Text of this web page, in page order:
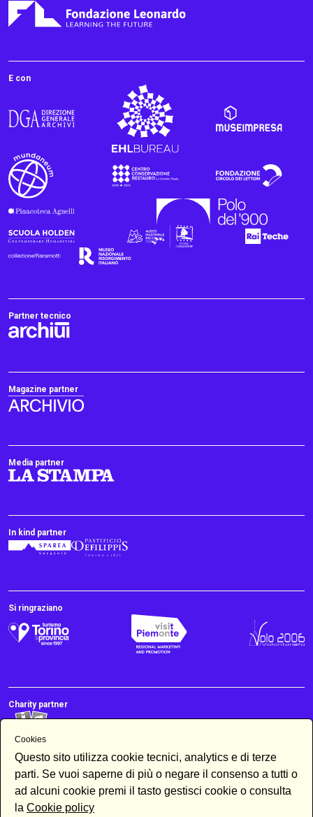
E con
Partner tecnico
Magazine partner
Media partner
In kind partner
Si ringraziano
Charity partner
Newsletter
Cookies
Questo sito utilizza cookie tecnici, analytics e di terze
parti. Se vuoi saperne di più o negare il consenso a tutti o
ad alcuni cookie premi il tasto gestisci cookie o consulta
la Cookie policy